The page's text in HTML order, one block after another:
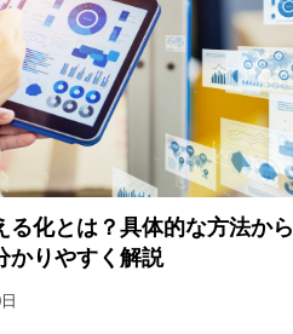
る化とは？具体的な方法から
かりやすく解説